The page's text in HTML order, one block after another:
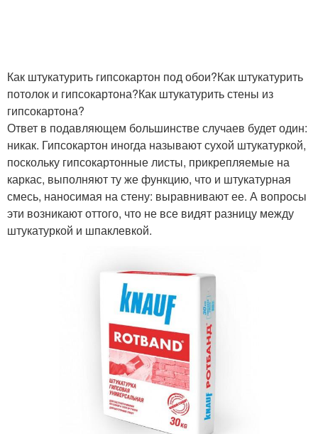
Как штукатурить гипсокартон под обои?Как штукатурить
потолок и гипсокартона?Как штукатурить стены из
гипсокартона?
Ответ в подавляющем большинстве случаев будет один:
никак. Гипсокартон иногда называют сухой штукатуркой,
поскольку гипсокартонные листы, прикрепляемые на
каркас, выполняют ту же функцию, что и штукатурная
смесь, наносимая на стену: выравнивают ее. А вопросы
эти возникают оттого, что не все видят разницу между
штукатуркой и шпаклевкой.